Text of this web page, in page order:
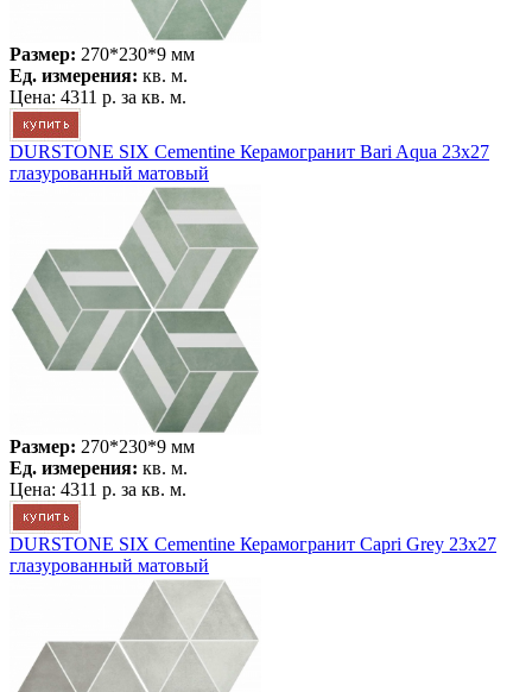
Размер: 270*230*9 мм
Ед. измерения: кв. м.
Цена: 4311 р. за кв. м.
DURSTONE SIX Cementine Керамогранит Bari Aqua 23x27
глазурованный матовый
Размер: 270*230*9 мм
Ед. измерения: кв. м.
Цена: 4311 р. за кв. м.
DURSTONE SIX Cementine Керамогранит Capri Grey 23x27
глазурованный матовый